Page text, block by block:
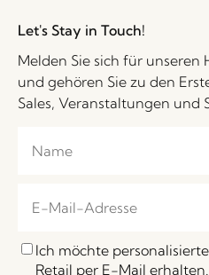
Let's Stay in Touch!
Melden Sie sich für
und gehören Sie zu den
Sales, Veranstaltungen und
Ich möchte
Retail per E-Mail